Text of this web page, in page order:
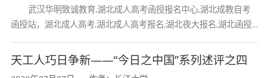
武汉华明致诚教育,湖北成人高考函授报名中心,湖北成教自考
函授站，湖北成人高考,湖北成人高考报名,湖北夜大报名,湖北函授
天工人巧日争新——“今日之中国”系列述评之四